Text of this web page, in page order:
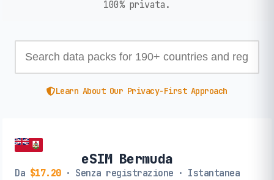
100% privata.
Learn About Our Privacy-First Approach
eSIM Bermuda
Da $17.20· Senza registrazione · Istantanea